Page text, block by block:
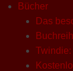
Bücher
Das